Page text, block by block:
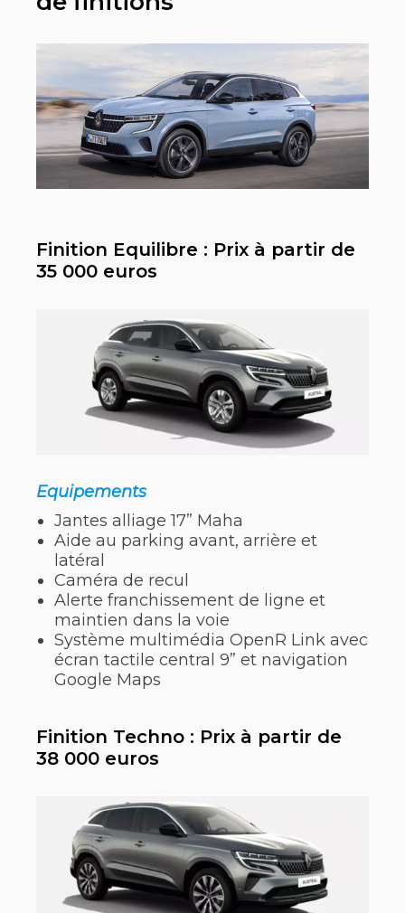
Finition Equilibre : Prix à partir de
35 000 euros
Equipements
Jantes alliage 17” Maha
Aide au parking avant, arrière et
latéral
Caméra de recul
Alerte franchissement de ligne et
maintien dans la voie
Système multimédia OpenR Link avec
écran tactile central 9” et navigation
Google Maps
Finition Techno : Prix à partir de
38 000 euros